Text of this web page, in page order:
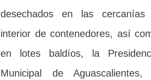
desechados en las
interior de contenedores, así
en lotes baldíos, la
Municipal de